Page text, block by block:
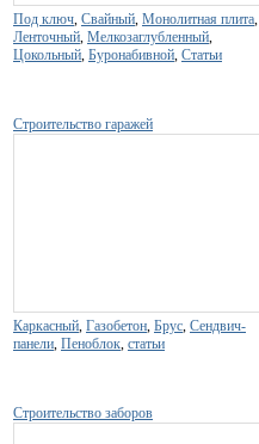
Под ключ, Свайный, Монолитная плита,
Ленточный, Мелкозаглубленный,
Цокольный, Буронабивной, Статьи
Строительство гаражей
Каркасный, Газобетон, Брус, Сендвич-
панели, Пеноблок, статьи
Строительство заборов